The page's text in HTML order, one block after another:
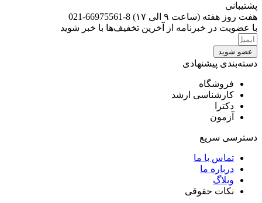
پشتیبانی
هفت روز هفته (ساعت ۹ الی ۱۷) 8-66975561-021
با عضویت در خبرنامه از آخرین تخفیف‌ها با خبر شوید
عضو شوید
دسته‌بندی پیشنهادی
فروشگاه
کارشناسی ارشد
دکترا
آزمون
دسترسی سریع
تماس با ما
درباره ما
وبلاگ
نکات حقوقی